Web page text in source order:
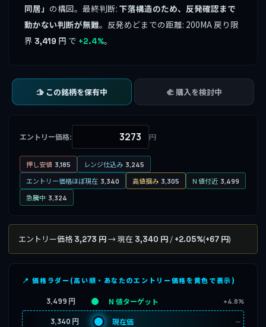
同居」 の構図。最終判断: 下落構造のため、反発確認まで
動かない判断が無難。反発めどまでの距離: 200MA 戻り限
界 3,419 円 で +2.4%。
🫱 この銘柄を保有中 🫲 購入を検討中
エントリー価格: 円
押し安値 3,185 レンジ仕込み 3,245
エントリー価格ほぼ現在 3,340 高値掴み 3,305 N 値付近 3,499
急騰中 3,324
エントリー価格 3,273 円→ 現在 3,340 円 / +2.05%(+67 円)
📍 価格ラダー(高い順・あなたのエントリー価格を黄色で表示)
3,499 円 N 値ターゲット +4.8%
3,340 円 現在価 ─